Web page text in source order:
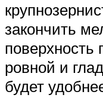
закончить
поверхность
ровной и
будет